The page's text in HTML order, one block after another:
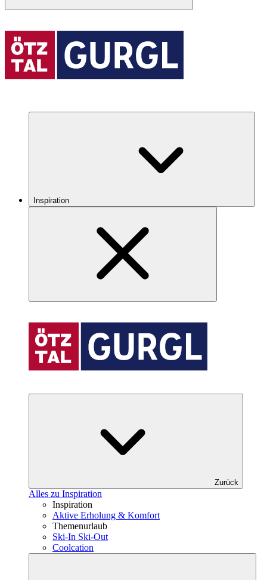
Inspiration
Zurück
Alles zu Inspiration
Inspiration
Aktive Erholung & Komfort
Themenurlaub
Ski-In Ski-Out
Coolcation